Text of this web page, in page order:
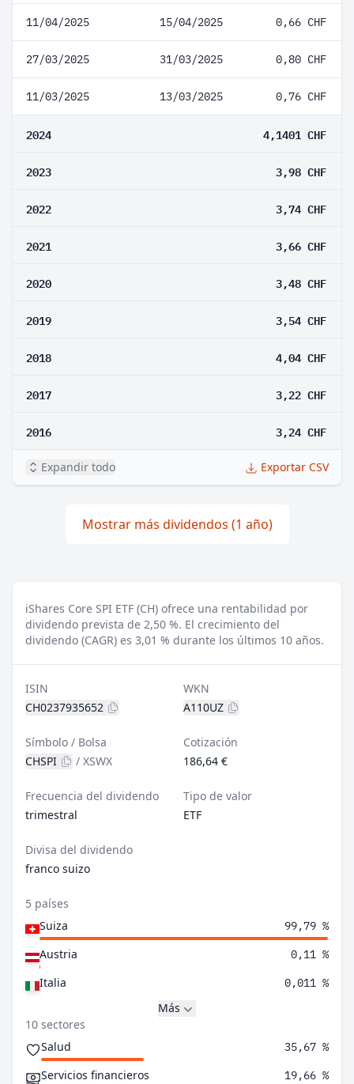
11/04/2025 15/04/2025 0,66 CHF
27/03/2025 31/03/2025 0,80 CHF
11/03/2025 13/03/2025 0,76 CHF
2024 4,1401 CHF
2023 3,98 CHF
2022 3,74 CHF
2021 3,66 CHF
2020 3,48 CHF
2019 3,54 CHF
2018 4,04 CHF
2017 3,22 CHF
2016 3,24 CHF
Expandir todo Exportar CSV
Mostrar más dividendos (1 año)
iShares Core SPI ETF (CH) ofrece una rentabilidad por
dividendo prevista de 2,50 %. El crecimiento del
dividendo (CAGR) es 3,01 % durante los últimos 10 años.
ISIN
CH0237935652
WKN
A110UZ
Símbolo / Bolsa
CHSPI
/ XSWX
Cotización
186,64 €
Frecuencia del dividendo
trimestral
Tipo de valor
ETF
Divisa del dividendo
franco suizo
5 países
Suiza
99,79 %
Austria 0,11 %
Italia 0,011 %
Más
10 sectores
Salud
35,67 %
Servicios financieros 19,66 %